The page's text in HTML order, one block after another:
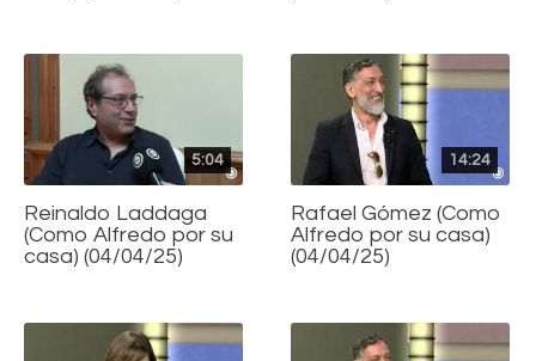
5:04
Reinaldo Laddaga
(Como Alfredo por su
casa) (04/04/25)
14:24
Rafael Gómez (Como
Alfredo por su casa)
(04/04/25)